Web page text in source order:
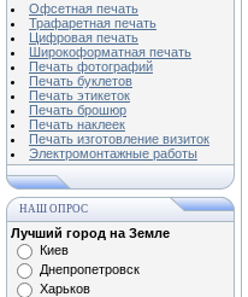
Офсетная печать
Трафаретная печать
Цифровая печать
Широкоформатная печать
Печать фотографий
Печать буклетов
Печать этикеток
Печать брошюр
Печать наклеек
Печать изготовление визиток
Электромонтажные работы
НАШ ОПРОС
Лучший город на Земле
Киев
Днепропетровск
Харьков